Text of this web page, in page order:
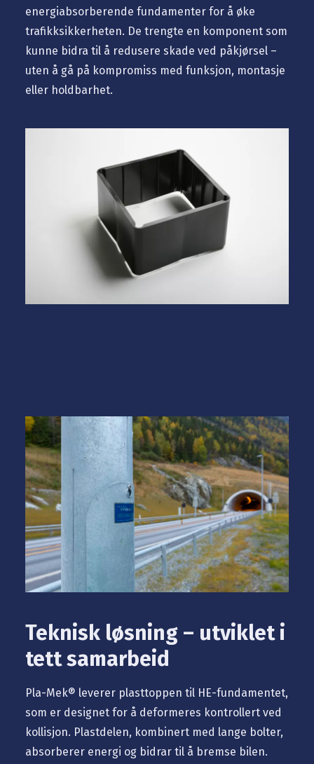
energiabsorberende fundamenter for å øke
trafikksikkerheten. De trengte en komponent som
kunne bidra til å redusere skade ved påkjørsel –
uten å gå på kompromiss med funksjon, montasje
eller holdbarhet.
Teknisk løsning – utviklet i
tett samarbeid
Pla-Mek® leverer plasttoppen til HE-fundamentet,
som er designet for å deformeres kontrollert ved
kollisjon. Plastdelen, kombinert med lange bolter,
absorberer energi og bidrar til å bremse bilen.